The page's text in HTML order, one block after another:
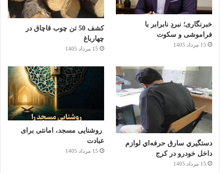
خبرنگاری؛ نبردِ نابرابر با
فراموشی و سکوت
15 مرداد 1405
کشف 50 تن چوب قاچاق در
چهارباغ
15 مرداد 1405
دستگيري سارق حرفه‌اي لوازم
داخل خودرو در کرج
15 مرداد 1405
روشنایی مسجد، امانتی برای
عبادت
15 مرداد 1405